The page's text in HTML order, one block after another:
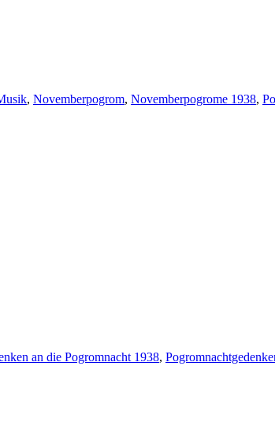
, Novemberpogrom, Novemberpogrome 1938,
an die Pogromnacht 1938,